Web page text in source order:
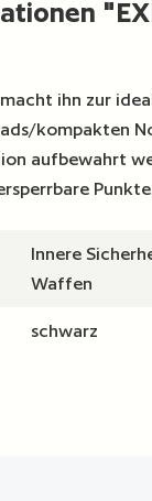
ihn zur
kompakten
aufbewahrt
Innere
Waffen
schwarz